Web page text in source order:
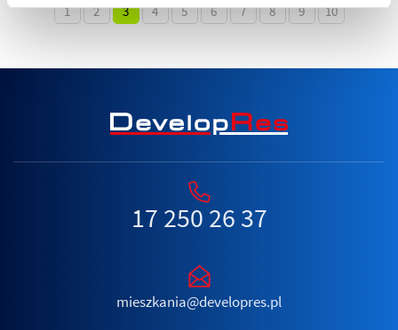
1 2 3 4 5 6 7 8 9 10
17 250 26 37
mieszkania@developres.pl